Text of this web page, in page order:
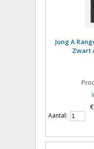
Jung A
Zwart
Aantal: